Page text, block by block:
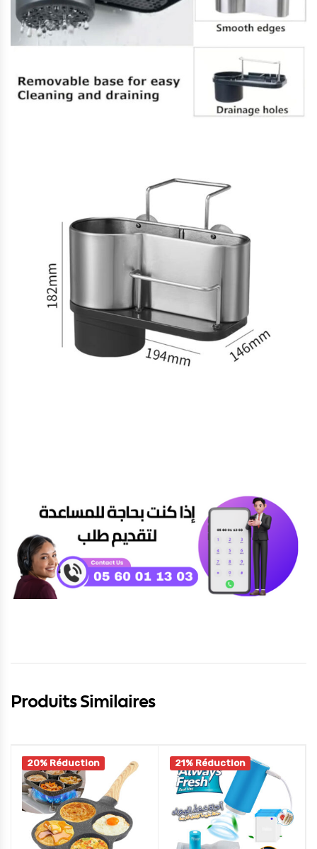
Produits Similaires
20% Réduction 21% Réduction